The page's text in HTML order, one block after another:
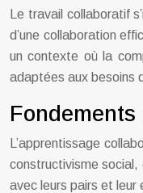
Le travail collaboratif
d’une collaboration
un contexte où la
adaptées aux besoins
L’apprentissage
constructivisme social,
avec leurs pairs et leur